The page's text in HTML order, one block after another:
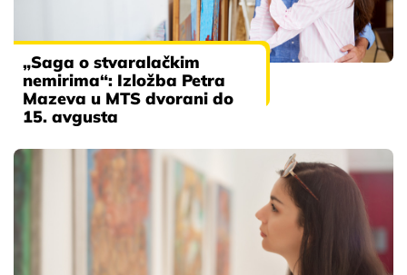
„Saga o stvaralačkim
nemirima“: Izložba Petra
Mazeva u MTS dvorani do
15. avgusta